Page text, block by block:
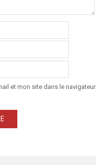
et mon site dans le navigateur